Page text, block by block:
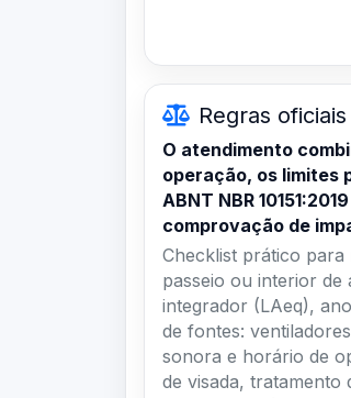
Regras
O atendimento
operação, os limites
ABNT NBR
comprovação de
Checklist prático para
passeio ou interior
integrador (LAeq),
de fontes:
sonora e horário de
de visada,
propagação (ISO